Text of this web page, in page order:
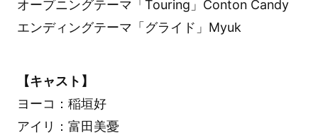
オープニングテーマ「Touring」Conton Candy
エンディングテーマ「グライド」Myuk
【キャスト】
ヨーコ：稲垣好
アイリ：富田美憂